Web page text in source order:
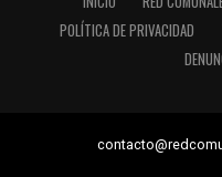
POLÍTICA DE PRIVACIDAD